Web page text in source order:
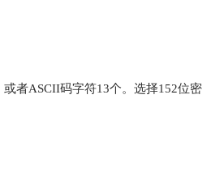
者ASCII码字符13个。选择152位密